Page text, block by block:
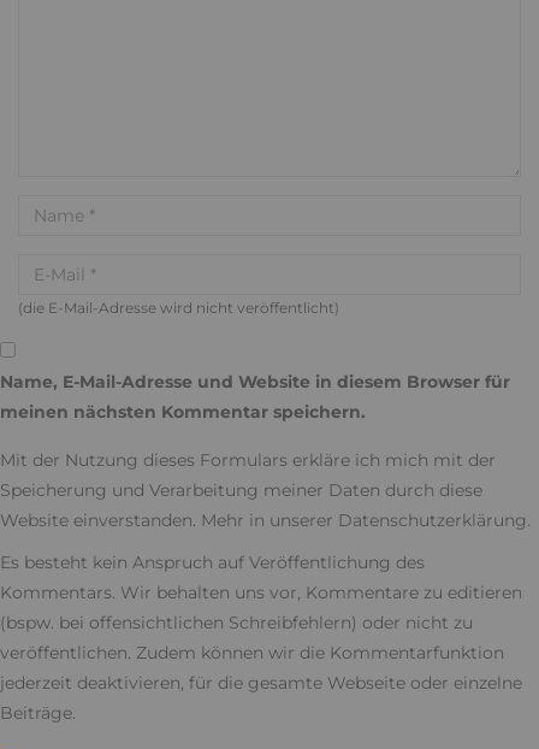
(die E-Mail-Adresse wird nicht veröffentlicht)
Name, E-Mail-Adresse und Website in diesem Browser für
meinen nächsten Kommentar speichern.
Mit der Nutzung dieses Formulars erkläre ich mich mit der
Speicherung und Verarbeitung meiner Daten durch diese
Website einverstanden. Mehr in unserer Datenschutzerklärung.
Es besteht kein Anspruch auf Veröffentlichung des
Kommentars. Wir behalten uns vor, Kommentare zu editieren
(bspw. bei offensichtlichen Schreibfehlern) oder nicht zu
veröffentlichen. Zudem können wir die Kommentarfunktion
jederzeit deaktivieren, für die gesamte Webseite oder einzelne
Beiträge.